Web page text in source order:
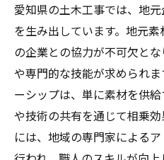
愛知県の土木工事では、地
を生み出しています。地元
の企業との協力が不可欠と
や専門的な技能が求められ
ーシップは、単に素材を供
や技術の共有を通じて相乗
には、地域の専門家による